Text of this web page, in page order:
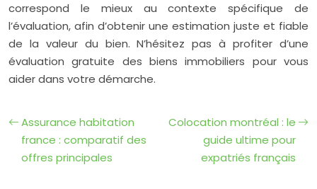
correspond le mieux au contexte spécifique de
l’évaluation, afin d’obtenir une estimation juste et fiable
de la valeur du bien. N’hésitez pas à profiter d’une
évaluation gratuite des biens immobiliers pour vous
aider dans votre démarche.
Assurance habitation
france : comparatif des
offres principales
Colocation montréal : le
guide ultime pour
expatriés français